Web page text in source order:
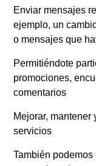
Enviar mensajes
ejemplo, un
o mensajes que
Permitiéndote
promociones,
comentarios
Mejorar,
servicios
También